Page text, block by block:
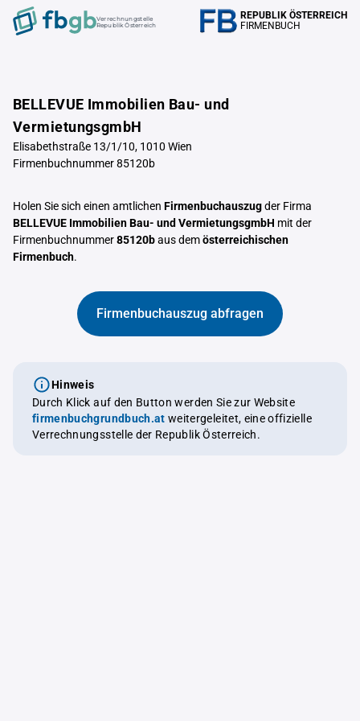
Verrechnungstelle
Republik Österreich
REPUBLIK ÖSTERREICH
FIRMENBUCH
BELLEVUE Immobilien Bau- und
VermietungsgmbH
Elisabethstraße 13/1/10, 1010 Wien
Firmenbuchnummer 85120b
Holen Sie sich einen amtlichen Firmenbuchauszugder Firma
BELLEVUE Immobilien Bau- und VermietungsgmbH mit der
Firmenbuchnummer85120baus demösterreichischen
Firmenbuch.
Firmenbuchauszug abfragen
Hinweis
Durch Klick auf den Button werden Sie zur Website
firmenbuchgrundbuch.at weitergeleitet, eine offizielle
Verrechnungsstelle der Republik Österreich.